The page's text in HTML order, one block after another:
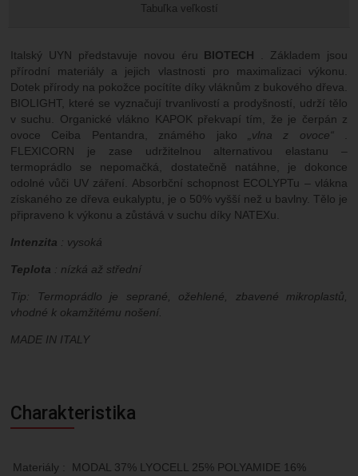
Tabuľka veľkostí
Italský UYN představuje novou éru BIOTECH . Základem jsou
přírodní materiály a jejich vlastnosti pro maximalizaci výkonu.
Dotek přírody na pokožce pocítíte díky vláknům z bukového dřeva.
BIOLIGHT, které se vyznačují trvanlivostí a prodyšností, udrží tělo
v suchu. Organické vlákno KAPOK překvapí tím, že je čerpán z
ovoce Ceiba Pentandra, známého jako „vlna z ovoce“.
FLEXICORN je zase udržitelnou alternativou elastanu –
termoprádlo se nepomačká, dostatečně natáhne, je dokonce
odolné vůči UV záření. Absorbční schopnost ECOLYPTu – vlákna
získaného ze dřeva eukalyptu, je o 50% vyšší než u bavlny. Tělo je
připraveno k výkonu a zůstává v suchu díky NATEXu.
Intenzita : vysoká
Teplota : nízká až střední
Tip: Termoprádlo je seprané, ožehlené, zbavené mikroplastů,
vhodné k okamžitému nošení.
MADE IN ITALY
Charakteristika
Materiály :
MODAL 37% LYOCELL 25% POLYAMIDE 16%